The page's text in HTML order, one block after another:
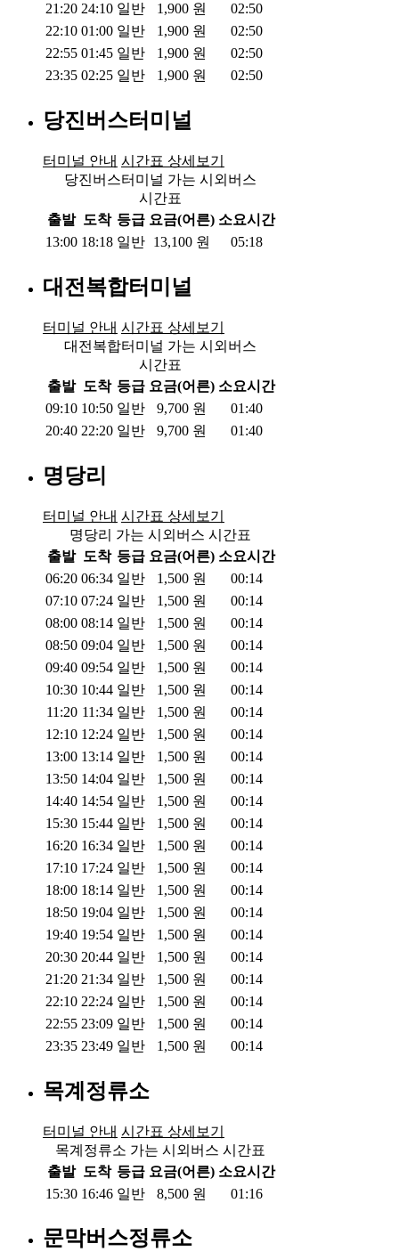
21:20 24:10 일반 1,900 원
02:50
22:10 01:00 일반 1,900 원
02:50
22:55 01:45 일반 1,900 원
02:50
23:35 02:25 일반 1,900 원 02:50
당진버스터미널
터미널 안내 시간표 상세보기
당진버스터미널 가는 시외버스
시간표
출발 도착 등급 요금(어른) 소요시간
13:00 18:18 일반 13,100 원 05:18
대전복합터미널
터미널 안내 시간표 상세보기
대전복합터미널 가는 시외버스
시간표
출발 도착 등급 요금(어른) 소요시간
09:10 10:50 일반 9,700 원
01:40
20:40 22:20 일반 9,700 원 01:40
명당리
터미널 안내 시간표 상세보기
명당리 가는 시외버스 시간표
출발 도착 등급 요금(어른) 소요시간
06:20 06:34 일반 1,500 원
00:14
07:10 07:24 일반 1,500 원
00:14
08:00 08:14 일반 1,500 원
00:14
08:50 09:04 일반 1,500 원
00:14
09:40 09:54 일반 1,500 원
00:14
10:30 10:44 일반 1,500 원
00:14
11:20 11:34 일반 1,500 원
00:14
12:10 12:24 일반 1,500 원
00:14
13:00 13:14 일반 1,500 원
00:14
13:50 14:04 일반 1,500 원
00:14
14:40 14:54 일반 1,500 원
00:14
15:30 15:44 일반 1,500 원
00:14
16:20 16:34 일반 1,500 원
00:14
17:10 17:24 일반 1,500 원
00:14
18:00 18:14 일반 1,500 원
00:14
18:50 19:04 일반 1,500 원
00:14
19:40 19:54 일반 1,500 원
00:14
20:30 20:44 일반 1,500 원
00:14
21:20 21:34 일반 1,500 원
00:14
22:10 22:24 일반 1,500 원
00:14
22:55 23:09 일반 1,500 원
00:14
23:35 23:49 일반 1,500 원 00:14
목계정류소
터미널 안내 시간표 상세보기
목계정류소 가는 시외버스 시간표
출발 도착 등급 요금(어른) 소요시간
15:30 16:46 일반 8,500 원 01:16
문막버스정류소